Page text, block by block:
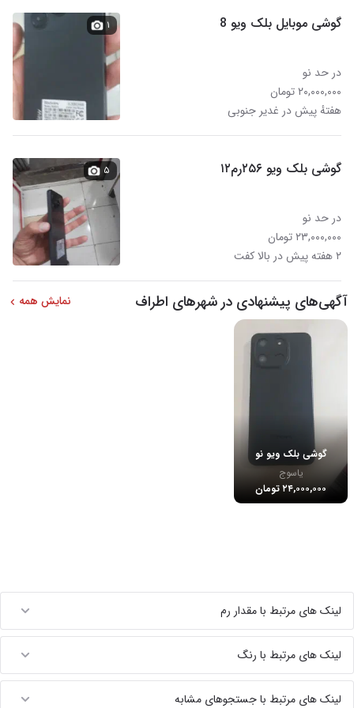
گوشی موبایل بلک ویو 8
در حد نو
۲۰,۰۰۰,۰۰۰ تومان
هفتهٔ پیش در غدیر جنوبی
۱
گوشی بلک ویو ۲۵۶رم۱۲
در حد نو
۲۳,۰۰۰,۰۰۰ تومان
۲ هفته پیش در بالا کفت
۵
آگهی‌های پیشنهادی در شهرهای اطراف نمایش همه
گوشی بلک ویو نو
یاسوج
۲۴,۰۰۰,۰۰۰ تومان
لینک های مرتبط با مقدار رم
لینک های مرتبط با رنگ
لینک های مرتبط با جستجوهای مشابه